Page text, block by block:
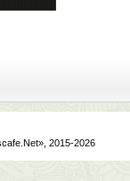
2015-2026